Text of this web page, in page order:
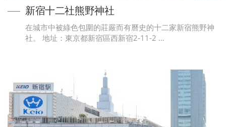
新宿十二社熊野神社
在城市中被綠色包圍的莊嚴而有曆史的十二家新宿熊野神
社。 地址：東京都新宿區西新宿2-11-2 …